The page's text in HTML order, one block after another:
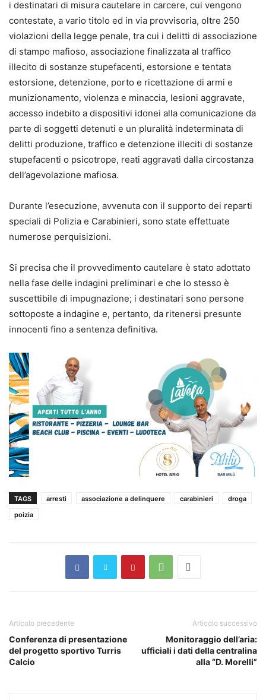
i destinatari di misura cautelare in carcere, cui vengono
contestate, a vario titolo ed in via provvisoria, oltre 250
violazioni della legge penale, tra cui i delitti di associazione
di stampo mafioso, associazione finalizzata al traffico
illecito di sostanze stupefacenti, estorsione e tentata
estorsione, detenzione, porto e ricettazione di armi e
munizionamento, violenza e minaccia, lesioni aggravate,
accesso indebito a dispositivi idonei alla comunicazione da
parte di soggetti detenuti e un pluralità indeterminata di
delitti produzione, traffico e detenzione illeciti di sostanze
stupefacenti o psicotrope, reati aggravati dalla circostanza
dell’agevolazione mafiosa.
Durante l’esecuzione, avvenuta con il supporto dei reparti
speciali di Polizia e Carabinieri, sono state effettuate
numerose perquisizioni.
Si precisa che il provvedimento cautelare è stato adottato
nella fase delle indagini preliminari e che lo stesso è
suscettibile di impugnazione; i destinatari sono persone
sottoposte a indagine e, pertanto, da ritenersi presunte
innocenti fino a sentenza definitiva.
TAGS arresti associazione a delinquere carabinieri
droga
poizia
Articolo precedente
Conferenza di presentazione
del progetto sportivo Turris
Calcio
Articolo successivo
Monitoraggio dell’aria:
ufficiali i dati della centralina
alla “D. Morelli”